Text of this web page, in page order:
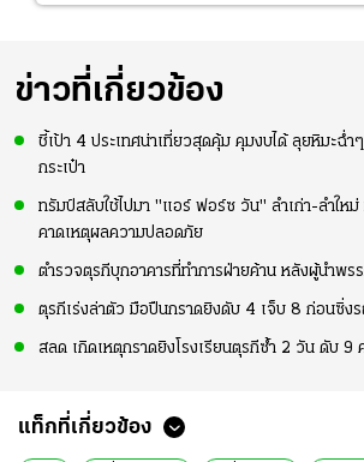
ข่าวที่เกี่ยวข้อง
ชี้เป้า 4 ประเทศน่าเที่ยวสุดคุ้ม คุมงบได้ ลุยหิมะฉ่ำ
กระเป๋า
ทรัมป์สลับใช้ไปมา "แอร์ ฟอร์ซ วัน" ลำเก่า-ลำใหม่
คาดเหตุผลความปลอดภัย
ตำรวจตุรกีบุกอาคารที่ทำการฝ่ายค้าน หลังผู้นำพร
ตุรกีเร่งล่าตัว มือปืนกราดยิงดับ 4 เจ็บ 8 ก่อนซิ่ง
สลด เกิดเหตุกราดยิงโรงเรียนตุรกีซ้ำ 2 วัน ดับ
แท็กที่เกี่ยวข้อง